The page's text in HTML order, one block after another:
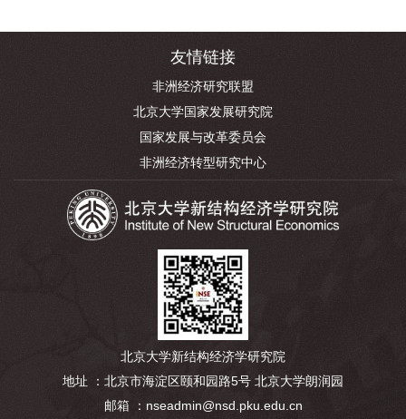
友情链接
非洲经济研究联盟
北京大学国家发展研究院
国家发展与改革委员会
非洲经济转型研究中心
北京大学新结构经济学研究院
地址 ：北京市海淀区颐和园路5号 北京大学朗润园
邮箱 ：nseadmin@nsd.pku.edu.cn